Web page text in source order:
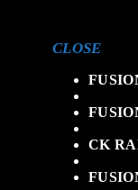
CLOSE
CK